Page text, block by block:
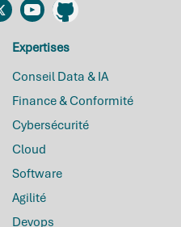
YouTubeGithub
Expertises
Conseil Data & IA
Finance & Conformité
Cybersécurité
Cloud
Software
Agilité
Devops